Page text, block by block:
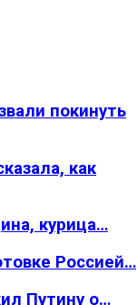
покинуть
как
курица…
Россией…
Путину о…